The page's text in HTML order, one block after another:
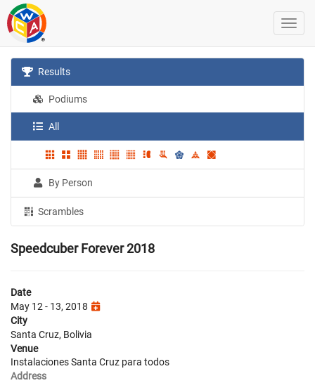
Results
Podiums
All
By Person
Scrambles
Speedcuber Forever 2018
Date
May 12 - 13, 2018
City
Santa Cruz, Bolivia
Venue
Instalaciones Santa Cruz para todos
Address